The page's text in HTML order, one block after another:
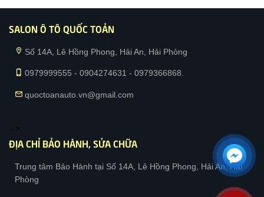
SALON Ô TÔ QUỐC TOẢN
location_on Số 14A, Lê Hồng Phong, Hải An, Hải Phòng
phone_iphone 0979999555 - 0904274631 - 0979366868.
mail quoctoanauto.vn@gmail.com
-->
ĐỊA CHỈ BẢO HÀNH, SỬA CHỮA
Trung tâm Bảo Hành tại Số 14A, Lê Hồng Phong, Hải An, Hải
Phòng